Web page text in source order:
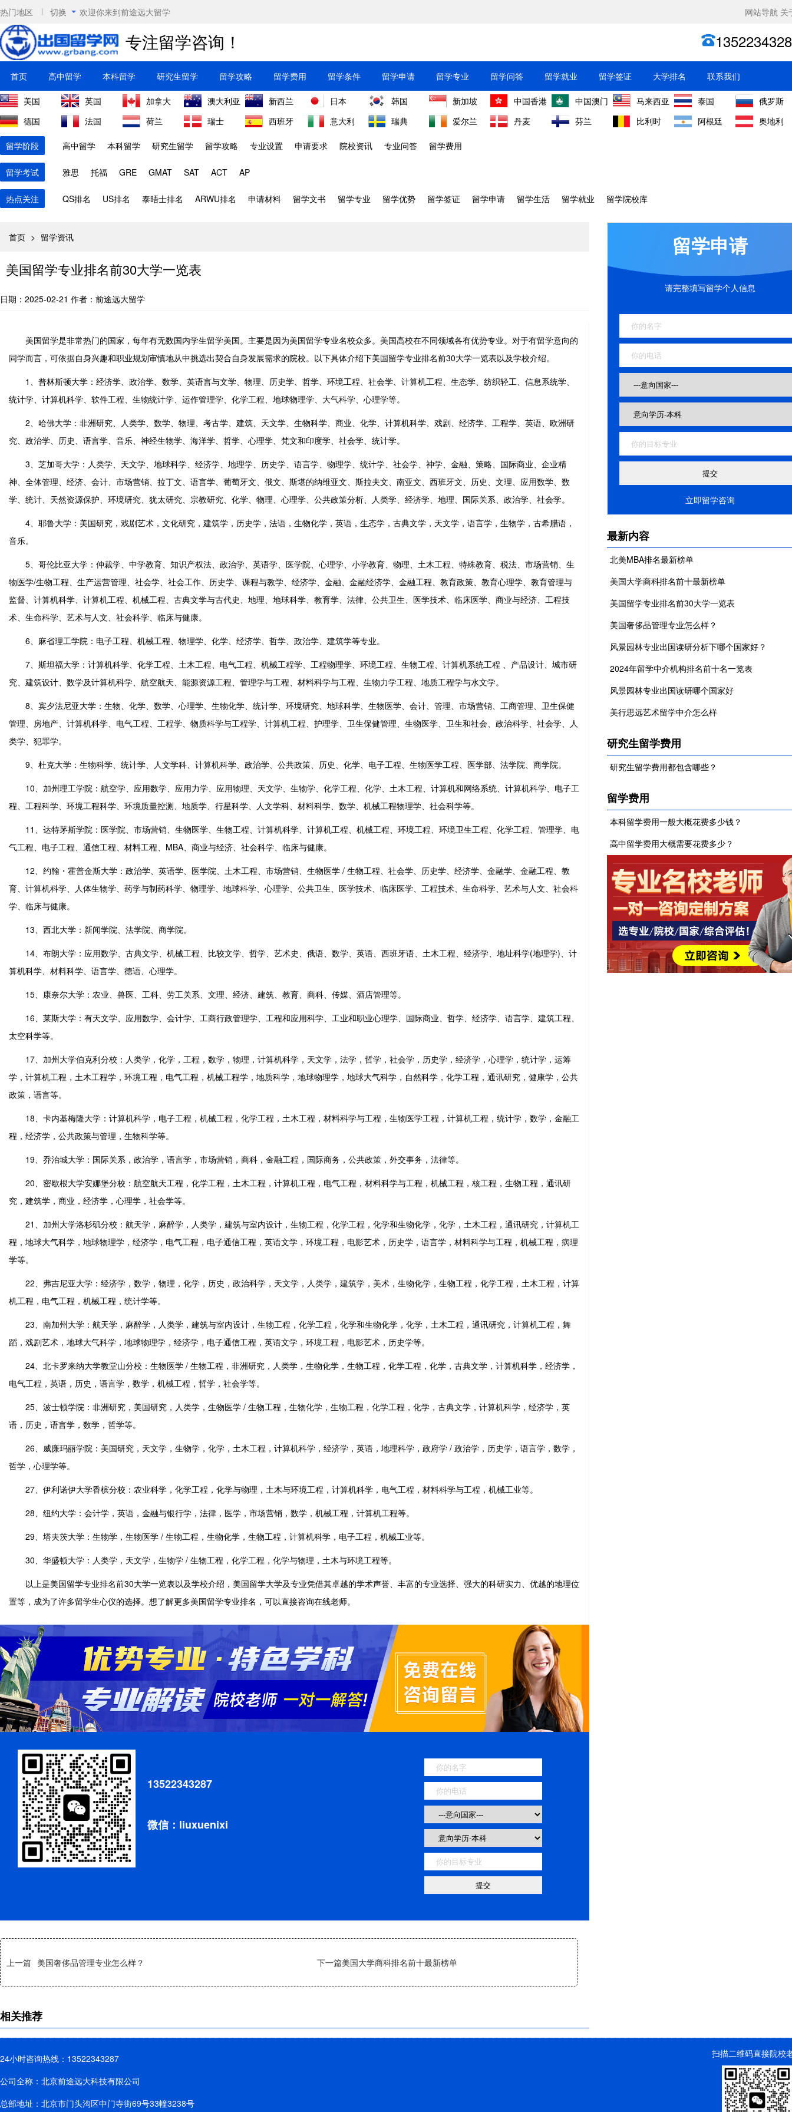
热门地区 切换 欢迎你来到前途远大留学 网站导航 关
专注留学咨询！
首页 高中留学 本科留学 研究生留学 留学攻略 留学费用 留学条件 留学申请 留学专业 留学问答 留学就业 留学签证 大学排名 联系我们
美国 英国 加拿大 澳大利亚 新西兰 日本 韩国 新加坡 中国香港 中国澳门 马来西亚 泰国
俄罗斯
德国
法国 荷兰 瑞士 西班牙 意大利 瑞典 爱尔兰 丹麦 芬兰 比利时 阿根廷 奥地利
留学阶段 高中留学 本科留学 研究生留学 留学攻略 专业设置 申请要求 院校资讯 专业问答 留学费用
留学考试 雅思 托福 GRE GMAT SAT ACT AP
热点关注 QS排名 US排名 泰晤士排名 ARWU排名 申请材料 留学文书 留学专业 留学优势 留学签证 留学申请 留学生活 留学就业 留学院校库
首页 > 留学资讯
美国留学专业排名前30大学一览表
日期：2025-02-21 作者：前途远大留学
美国留学是非常热门的国家，每年有无数国内学生留学美国。主要是因为美国留学专业名校众多。美国高校在不同领域各有优势专业。对于有留学意向的
同学而言，可依据自身兴趣和职业规划审慎地从中挑选出契合自身发展需求的院校。以下具体介绍下美国留学专业排名前30大学一览表以及学校介绍。
1、普林斯顿大学：经济学、政治学、数学、英语言与文学、物理、历史学、哲学、环境工程、社会学、计算机工程、生态学、纺织轻工、信息系统学、
统计学、计算机科学、软件工程、生物统计学、运作管理学、化学工程、地球物理学、大气科学、心理学等。
2、哈佛大学：非洲研究、人类学、数学、物理、考古学、建筑、天文学、生物科学、商业、化学、计算机科学、戏剧、经济学、工程学、英语、欧洲研
究、政治学、历史、语言学、音乐、神经生物学、海洋学、哲学、心理学、梵文和印度学、社会学、统计学。
3、芝加哥大学：人类学、天文学、地球科学、经济学、地理学、历史学、语言学、物理学、统计学、社会学、神学、金融、策略、国际商业、企业精
神、全体管理、经济、会计、市场营销、拉丁文、语言学、葡萄牙文、俄文、斯堪的纳维亚文、斯拉夫文、南亚文、西班牙文、历史、文理、应用数学、数
学、统计、天然资源保护、环境研究、犹太研究、宗教研究、化学、物理、心理学、公共政策分析、人类学、经济学、地理、国际关系、政治学、社会学。
4、耶鲁大学：美国研究，戏剧艺术，文化研究，建筑学，历史学，法语，生物化学，英语，生态学，古典文学，天文学，语言学，生物学，古希腊语，
音乐。
5、哥伦比亚大学：仲裁学、中学教育、知识产权法、政治学、英语学、医学院、心理学、小学教育、物理、土木工程、特殊教育、税法、市场营销、生
物医学/生物工程、生产运营管理、社会学、社会工作、历史学、课程与教学、经济学、金融、金融经济学、金融工程、教育政策、教育心理学、教育管理与
监督、计算机科学、计算机工程、机械工程、古典文学与古代史、地理、地球科学、教育学、法律、公共卫生、医学技术、临床医学、商业与经济、工程技
术、生命科学、艺术与人文、社会科学、临床与健康。
6、麻省理工学院：电子工程、机械工程、物理学、化学、经济学、哲学、政治学、建筑学等专业。
7、斯坦福大学：计算机科学、化学工程、土木工程、电气工程、机械工程学、工程物理学、环境工程、生物工程、计算机系统工程 、产品设计、城市研
究、建筑设计、数学及计算机科学、航空航天、能源资源工程、管理学与工程、材料科学与工程、生物力学工程、地质工程学与水文学。
8、宾夕法尼亚大学：生物、化学、数学、心理学、生物化学、统计学、环境研究、地球科学、生物医学、会计、管理、市场营销、工商管理、卫生保健
管理、房地产、计算机科学、电气工程、工程学、物质科学与工程学、计算机工程、护理学、卫生保健管理、生物医学、卫生和社会、政治科学、社会学、人
类学、犯罪学。
9、杜克大学：生物科学、统计学、人文学科、计算机科学、政治学、公共政策、历史、化学、电子工程、生物医学工程、医学部、法学院、商学院。
10、加州理工学院：航空学、应用数学、应用力学、应用物理、天文学、生物学、化学工程、化学、土木工程、计算机和网络系统、计算机科学、电子工
程、工程科学、环境工程科学、环境质量控测、地质学、行星科学、人文学科、材料科学、数学、机械工程物理学、社会科学等。
11、达特茅斯学院：医学院、市场营销、生物医学、生物工程、计算机科学、计算机工程、机械工程、环境工程、环境卫生工程、化学工程、管理学、电
气工程、电子工程、通信工程、材料工程、MBA、商业与经济、社会科学、临床与健康。
12、约翰・霍普金斯大学：政治学、英语学、医学院、土木工程、市场营销、生物医学 / 生物工程、社会学、历史学、经济学、金融学、金融工程、教
育、计算机科学、人体生物学、药学与制药科学、物理学、地球科学、心理学、公共卫生、医学技术、临床医学、工程技术、生命科学、艺术与人文、社会科
学、临床与健康。
13、西北大学：新闻学院、法学院、商学院。
14、布朗大学：应用数学、古典文学、机械工程、比较文学、哲学、艺术史、俄语、数学、英语、西班牙语、土木工程、经济学、地址科学(地理学)、计
算机科学、材料科学、语言学、德语、心理学。
15、康奈尔大学：农业、兽医、工科、劳工关系、文理、经济、建筑、教育、商科、传媒、酒店管理等。
16、莱斯大学：有天文学、应用数学、会计学、工商行政管理学、工程和应用科学、工业和职业心理学、国际商业、哲学、经济学、语言学、建筑工程、
太空科学等。
17、加州大学伯克利分校：人类学，化学，工程，数学，物理，计算机科学，天文学，法学，哲学，社会学，历史学，经济学，心理学，统计学，运筹
学，计算机工程，土木工程学，环境工程，电气工程，机械工程学，地质科学，地球物理学，地球大气科学，自然科学，化学工程，通讯研究，健康学，公共
政策，语言等。
18、卡内基梅隆大学：计算机科学，电子工程，机械工程，化学工程，土木工程，材料科学与工程，生物医学工程，计算机工程，统计学，数学，金融工
程，经济学，公共政策与管理，生物科学等。
19、乔治城大学：国际关系，政治学，语言学，市场营销，商科，金融工程，国际商务，公共政策，外交事务，法律等。
20、密歇根大学安娜堡分校：航空航天工程，化学工程，土木工程，计算机工程，电气工程，材料科学与工程，机械工程，核工程，生物工程，通讯研
究，建筑学，商业，经济学，心理学，社会学等。
21、加州大学洛杉矶分校：航天学，麻醉学，人类学，建筑与室内设计，生物工程，化学工程，化学和生物化学，化学，土木工程，通讯研究，计算机工
程，地球大气科学，地球物理学，经济学，电气工程，电子通信工程，英语文学，环境工程，电影艺术，历史学，语言学，材料科学与工程，机械工程，病理
学等。
22、弗吉尼亚大学：经济学，数学，物理，化学，历史，政治科学，天文学，人类学，建筑学，美术，生物化学，生物工程，化学工程，土木工程，计算
机工程，电气工程，机械工程，统计学等。
23、南加州大学：航天学，麻醉学，人类学，建筑与室内设计，生物工程，化学工程，化学和生物化学，化学，土木工程，通讯研究，计算机工程，舞
蹈，戏剧艺术，地球大气科学，地球物理学，经济学，电子通信工程，英语文学，环境工程，电影艺术，历史学等。
24、北卡罗来纳大学教堂山分校：生物医学 / 生物工程，非洲研究，人类学，生物化学，生物工程，化学工程，化学，古典文学，计算机科学，经济学，
电气工程，英语，历史，语言学，数学，机械工程，哲学，社会学等。
25、波士顿学院：非洲研究，美国研究，人类学，生物医学 / 生物工程，生物化学，生物工程，化学工程，化学，古典文学，计算机科学，经济学，英
语，历史，语言学，数学，哲学等。
26、威廉玛丽学院：美国研究，天文学，生物学，化学，土木工程，计算机科学，经济学，英语，地理科学，政府学 / 政治学，历史学，语言学，数学，
哲学，心理学等。
27、伊利诺伊大学香槟分校：农业科学，化学工程，化学与物理，土木与环境工程，计算机科学，电气工程，材料科学与工程，机械工业等。
28、纽约大学：会计学，英语，金融与银行学，法律，医学，市场营销，数学，机械工程，计算机工程等。
29、塔夫茨大学：生物学，生物医学 / 生物工程，生物化学，生物工程，计算机科学，电子工程，机械工业等。
30、华盛顿大学：人类学，天文学，生物学 / 生物工程，化学工程，化学与物理，土木与环境工程等。
以上是美国留学专业排名前30大学一览表以及学校介绍，美国留学大学及专业凭借其卓越的学术声誉、丰富的专业选择、强大的科研实力、优越的地理位
置等，成为了许多留学生心仪的选择。想了解更多美国留学专业排名，可以直接咨询在线老师。
13522343287
微信：liuxuenixi
上一篇 美国奢侈品管理专业怎么样？ 下一篇美国大学商科排名前十最新榜单
相关推荐
留学申请
请完整填写留学个人信息
立即留学咨询
最新内容
北美MBA排名最新榜单
美国大学商科排名前十最新榜单
美国留学专业排名前30大学一览表
美国奢侈品管理专业怎么样？
风景园林专业出国读研分析下哪个国家好？
2024年留学中介机构排名前十名一览表
风景园林专业出国读研哪个国家好
美行思远艺术留学中介怎么样
研究生留学费用
研究生留学费用都包含哪些？
留学费用
本科留学费用一般大概花费多少钱？
高中留学费用大概需要花费多少？
24小时咨询热线：13522343287
公司全称：北京前途远大科技有限公司
总部地址：北京市门头沟区中门寺街69号33幢3238号
扫描二维码直接院校